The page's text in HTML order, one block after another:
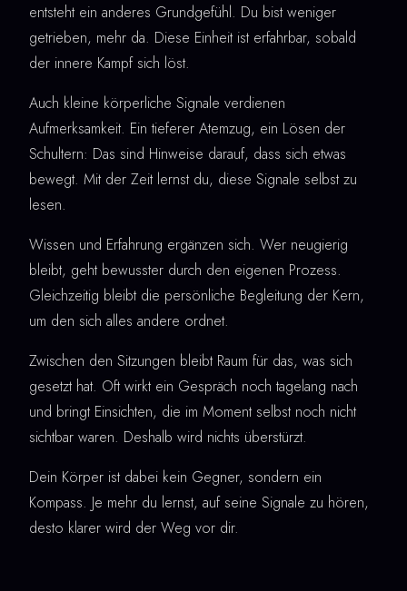
entsteht ein anderes Grundgefühl. Du bist weniger
getrieben, mehr da. Diese Einheit ist erfahrbar, sobald
der innere Kampf sich löst.
Auch kleine körperliche Signale verdienen
Aufmerksamkeit. Ein tieferer Atemzug, ein Lösen der
Schultern: Das sind Hinweise darauf, dass sich etwas
bewegt. Mit der Zeit lernst du, diese Signale selbst zu
lesen.
Wissen und Erfahrung ergänzen sich. Wer neugierig
bleibt, geht bewusster durch den eigenen Prozess.
Gleichzeitig bleibt die persönliche Begleitung der Kern,
um den sich alles andere ordnet.
Zwischen den Sitzungen bleibt Raum für das, was sich
gesetzt hat. Oft wirkt ein Gespräch noch tagelang nach
und bringt Einsichten, die im Moment selbst noch nicht
sichtbar waren. Deshalb wird nichts überstürzt.
Dein Körper ist dabei kein Gegner, sondern ein
Kompass. Je mehr du lernst, auf seine Signale zu hören,
desto klarer wird der Weg vor dir.